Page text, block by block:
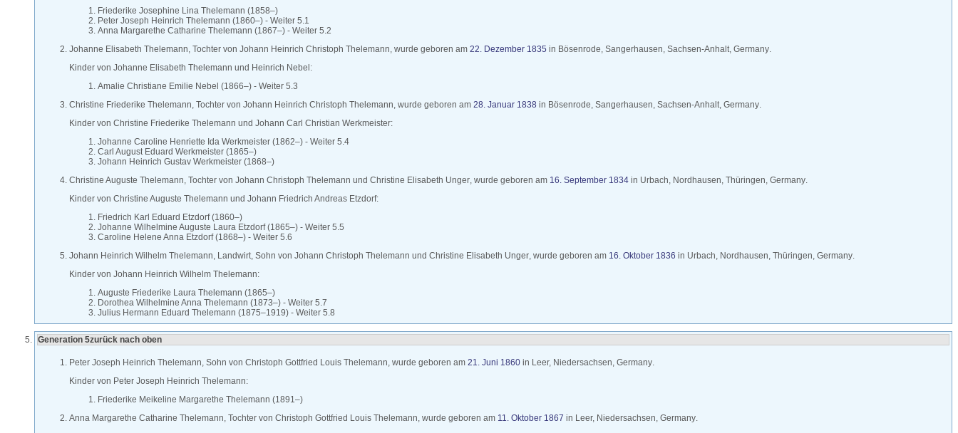
Friederike Josephine Lina Thelemann (1858–)
Peter Joseph Heinrich Thelemann (1860–) - Weiter 5.1
Anna Margarethe Catharine Thelemann (1867–) - Weiter 5.2
Johanne Elisabeth Thelemann, Tochter von Johann Heinrich Christoph Thelemann, wurde geboren am 22. Dezember 1835 in Bösenrode, Sangerhausen, Sachsen-Anhalt, Germany.
Kinder von Johanne Elisabeth Thelemann und Heinrich Nebel:
Amalie Christiane Emilie Nebel (1866–) - Weiter 5.3
Christine Friederike Thelemann, Tochter von Johann Heinrich Christoph Thelemann, wurde geboren am 28. Januar 1838 in Bösenrode, Sangerhausen, Sachsen-Anhalt, Germany.
Kinder von Christine Friederike Thelemann und Johann Carl Christian Werkmeister:
Johanne Caroline Henriette Ida Werkmeister (1862–) - Weiter 5.4
Carl August Eduard Werkmeister (1865–)
Johann Heinrich Gustav Werkmeister (1868–)
Christine Auguste Thelemann, Tochter von Johann Christoph Thelemann und Christine Elisabeth Unger, wurde geboren am 16. September 1834 in Urbach, Nordhausen, Thüringen, Germany.
Kinder von Christine Auguste Thelemann und Johann Friedrich Andreas Etzdorf:
Friedrich Karl Eduard Etzdorf(1860–)
Johanne Wilhelmine Auguste Laura Etzdorf(1865–) - Weiter 5.5
Caroline Helene Anna Etzdorf(1868–) - Weiter 5.6
Johann Heinrich Wilhelm Thelemann, Landwirt, Sohn von Johann Christoph Thelemann und Christine Elisabeth Unger, wurde geboren am 16. Oktober 1836 in Urbach, Nordhausen, Thüringen, Germany.
Kinder von Johann Heinrich Wilhelm Thelemann:
Auguste Friederike Laura Thelemann (1865–)
Dorothea Wilhelmine Anna Thelemann (1873–) - Weiter 5.7
Julius Hermann Eduard Thelemann (1875–1919) - Weiter 5.8
Generation 5zurück nach oben
Peter Joseph Heinrich Thelemann, Sohn von Christoph Gottfried Louis Thelemann, wurde geboren am 21. Juni 1860 in Leer, Niedersachsen, Germany.
Kinder von Peter Joseph Heinrich Thelemann:
Friederike Meikeline Margarethe Thelemann (1891–)
Anna Margarethe Catharine Thelemann, Tochter von Christoph Gottfried Louis Thelemann, wurde geboren am 11. Oktober 1867 in Leer, Niedersachsen, Germany.